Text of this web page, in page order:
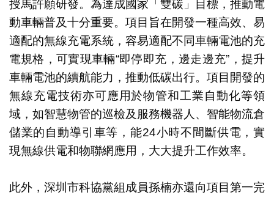
授馬許願研發。為達成國家「雙碳」目標，推動電
動車輛普及十分重要。項目旨在開發一種高效、易
適配的無線充電系統，容易適配不同車輛電池的充
電規格，可實現車輛“即停即充，邊走邊充”，提升
車輛電池的續航能力，推動低碳出行。項目開發的
無線充電技術亦可應用於物管和工業自動化等領
域，如智慧物管的巡檢及服務機器人、智能物流倉
儲業的自動導引車等，能24小時不間斷供電，實
現無線供電和物聯網應用，大大提升工作效率。
此外，深圳市科協黨組成員孫楠亦還向項目第一完